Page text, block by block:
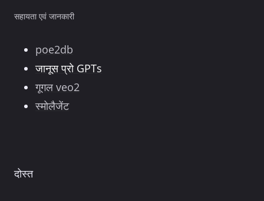
सहायता एवं जानकारी
poe2db
जानूस प्रो GPTs
गूगल veo2
स्मोलैजेंट
दोस्त